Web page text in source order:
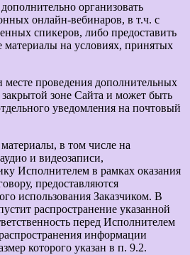
организовать
онлайн-вебинаров, в т.ч. с
спикеров, либо предоставить
на условиях, принятых
проведения дополнительных
закрытой зоне Сайта и может быть
уведомления на почтовый
в том числе на
и видеозаписи,
Исполнителем в рамках оказания
предоставляются
использования Заказчиком. В
распространение указанной
перед Исполнителем
информации
которого указан в п. 9.2.